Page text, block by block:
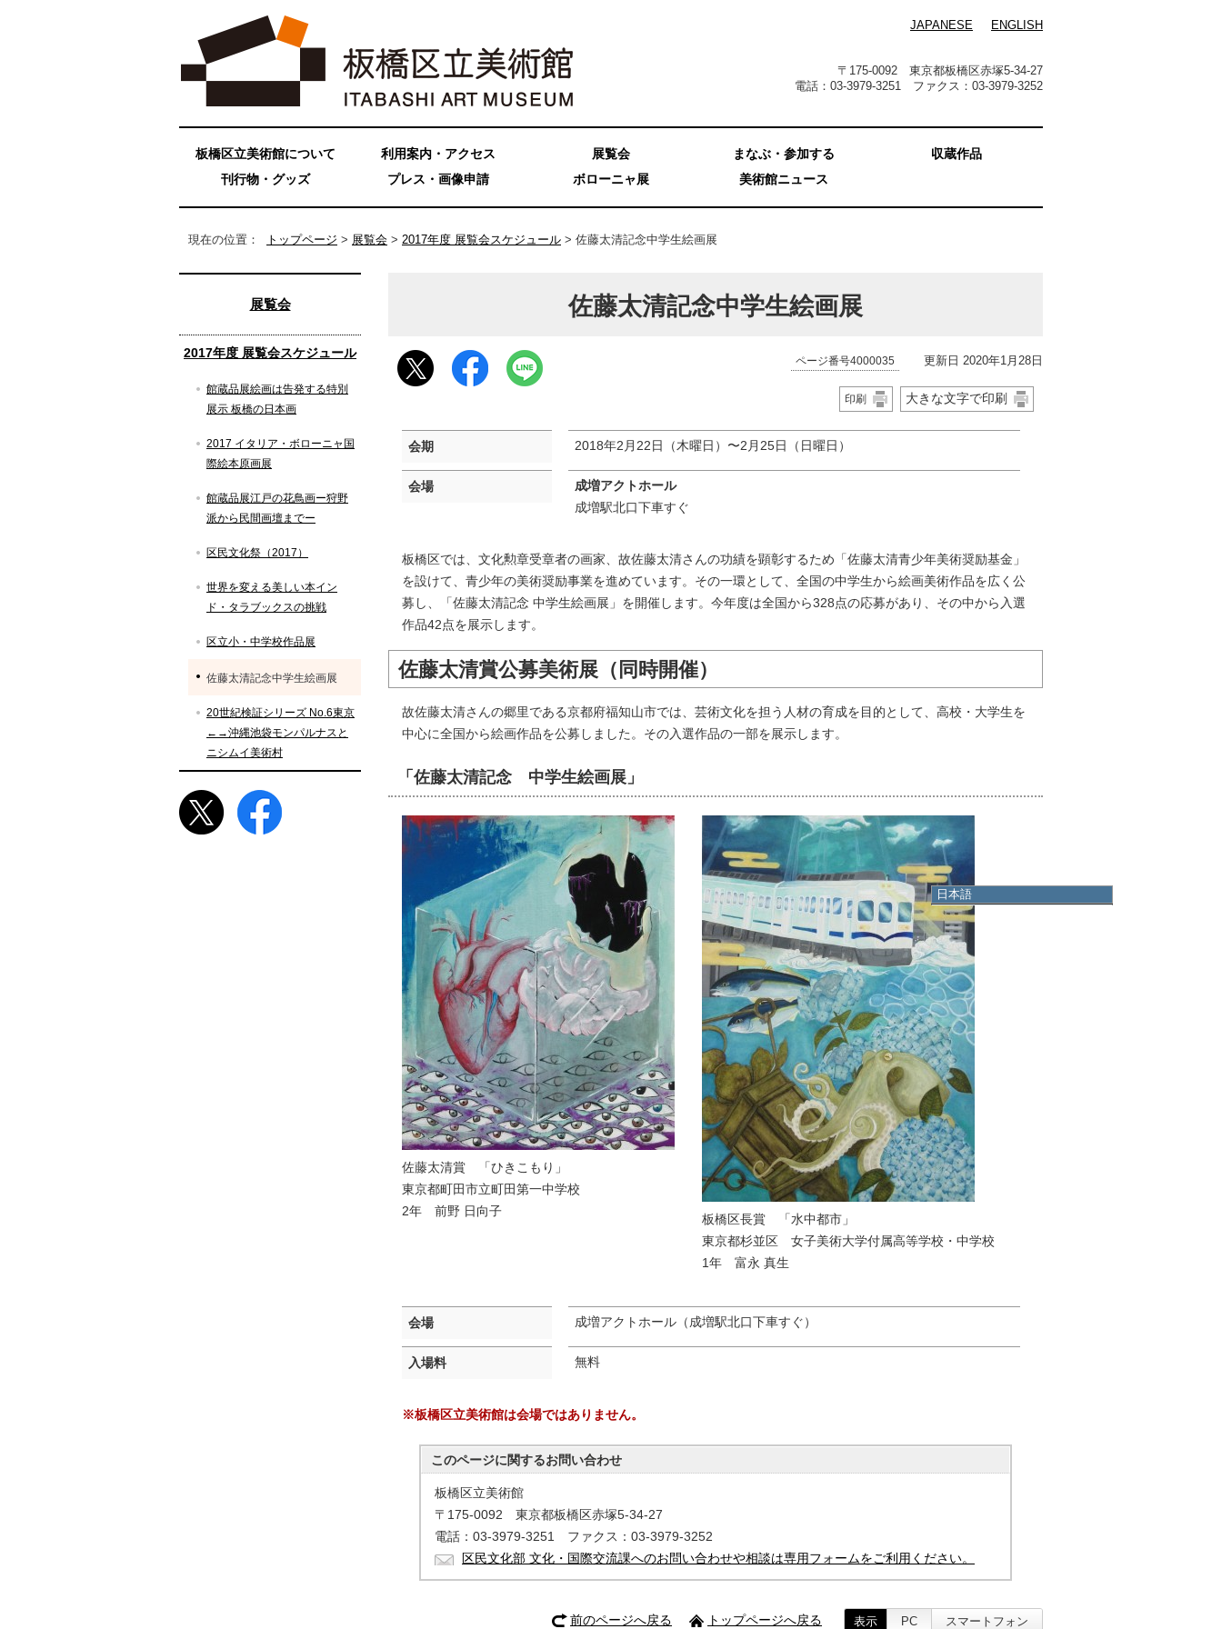
JAPANESE ENGLISH
〒175-0092 東京都板橋区赤塚5-34-27
電話：03-3979-3251 ファクス：03-3979-3252
日本語
日本語
English
한국어
简体中文
繁體中文
板橋区立美術館について 利用案内・アクセス 展覧会 まなぶ・参加する
収蔵作品
刊行物・グッズ
プレス・画像申請 ボローニャ展 美術館ニュース
現在の位置： トップページ > 展覧会 > 2017年度 展覧会スケジュール > 佐藤太清記念中学生絵画展
佐藤太清記念中学生絵画展
ページ番号4000035 更新日 2020年1月28日
印刷 大きな文字で印刷
会期 2018年2月22日（木曜日）〜2月25日（日曜日）
会場
成増アクトホール
成増駅北口下車すぐ
板橋区では、文化勲章受章者の画家、故佐藤太清さんの功績を顕彰するため「佐藤太清青少年美術奨励基金」
を設けて、青少年の美術奨励事業を進めています。その一環として、全国の中学生から絵画美術作品を広く公
募し、「佐藤太清記念 中学生絵画展」を開催します。今年度は全国から328点の応募があり、その中から入選
作品42点を展示します。
佐藤太清賞公募美術展（同時開催）
故佐藤太清さんの郷里である京都府福知山市では、芸術文化を担う人材の育成を目的として、高校・大学生を
中心に全国から絵画作品を公募しました。その入選作品の一部を展示します。
「佐藤太清記念 中学生絵画展」
佐藤太清賞 「ひきこもり」
東京都町田市立町田第一中学校
2年 前野 日向子
板橋区長賞 「水中都市」
東京都杉並区 女子美術大学付属高等学校・中学校
1年 富永 真生
会場 成増アクトホール（成増駅北口下車すぐ）
入場料 無料
※板橋区立美術館は会場ではありません。
このページに関するお問い合わせ
板橋区立美術館
〒175-0092 東京都板橋区赤塚5-34-27
電話：03-3979-3251 ファクス：03-3979-3252
区民文化部 文化・国際交流課へのお問い合わせや相談は専用フォームをご利用ください。
展覧会
2017年度 展覧会スケジュール
館蔵品展絵画は告発する特別
展示 板橋の日本画
2017 イタリア・ボローニャ国
際絵本原画展
館蔵品展江戸の花鳥画ー狩野
派から民間画壇までー
区民文化祭（2017）
世界を変える美しい本イン
ド・タラブックスの挑戦
区立小・中学校作品展
佐藤太清記念中学生絵画展
20世紀検証シリーズ No.6東京
←→沖縄池袋モンパルナスと
ニシムイ美術村
前のページへ戻る トップページへ戻る 表示 PC スマートフォン